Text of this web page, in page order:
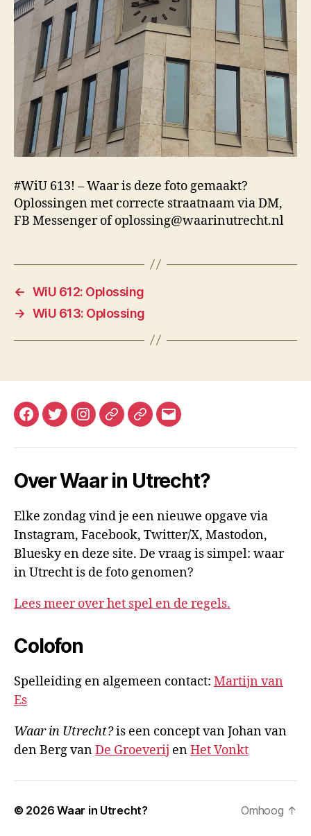
#WiU 613! – Waar is deze foto gemaakt?
Oplossingen met correcte straatnaam via DM,
FB Messenger of oplossing@waarinutrecht.nl
← WiU 612: Oplossing
→ WiU 613: Oplossing
Facebook
TwitterInstagramMastodon
Bluesky
E-
Over Waar in Utrecht?
Elke zondag vind je een nieuwe opgave via
Instagram, Facebook, Twitter/X, Mastodon,
Bluesky en deze site. De vraag is simpel: waar
in Utrecht is de foto genomen?
Lees meer over het spel en de regels.
Colofon
Spelleiding en algemeen contact: Martijn van
Es
Waar in Utrecht?is een concept van Johan van
den Berg vanDe Groeverij enHet Vonkt
© 2026Waar in Utrecht? Omhoog ↑